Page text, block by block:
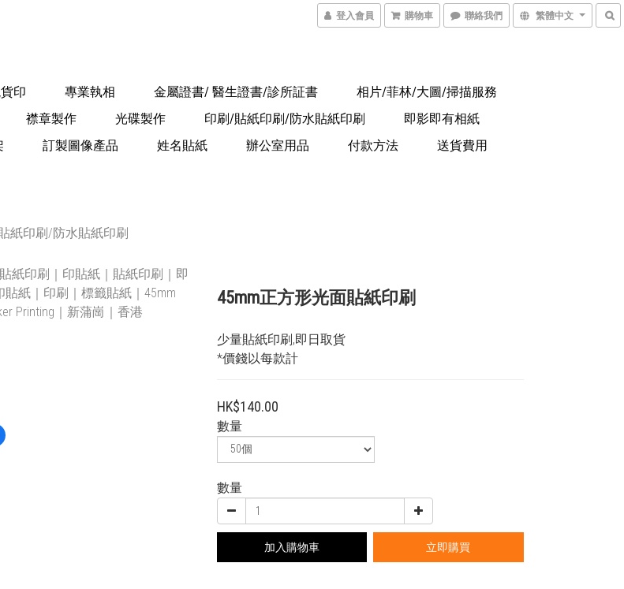
登入會員 購物車 聯絡我們 繁體中文
印 專業執相 金屬證書/ 醫生證書/診所証書
相片/菲林/大圖/掃描服務
襟章製作 光碟製作 印刷/貼紙印刷/防水貼紙印刷
即影即有相紙
訂製圖像產品 姓名貼紙 辦公室用品 付款方法
送貨費用
紙印刷/防水貼紙印刷
45mm正方形光面貼紙印刷
少量貼紙印刷,即日取貨
*價錢以每款計
HK$140.00
數量
數量
加入購物車 立即購買